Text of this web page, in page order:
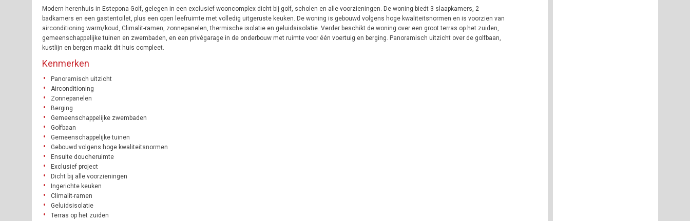
Modern herenhuis in Estepona Golf, gelegen in een exclusief wooncomplex dicht bij golf, scholen en alle voorzieningen. De woning biedt 3 slaapkamers, 2
badkamers en een gastentoilet, plus een open leefruimte met volledig uitgeruste keuken. De woning is gebouwd volgens hoge kwaliteitsnormen en is voorzien van
airconditioning warm/koud, Climalit-ramen, zonnepanelen, thermische isolatie en geluidsisolatie. Verder beschikt de woning over een groot terras op het zuiden,
gemeenschappelijke tuinen en zwembaden, en een privégarage in de onderbouw met ruimte voor één voertuig en berging. Panoramisch uitzicht over de golfbaan,
kustlijn en bergen maakt dit huis compleet.
Kenmerken
Panoramisch uitzicht
Airconditioning
Zonnepanelen
Berging
Gemeenschappelijke zwembaden
Golfbaan
Gemeenschappelijke tuinen
Gebouwd volgens hoge kwaliteitsnormen
Ensuite doucheruimte
Exclusief project
Dicht bij alle voorzieningen
Ingerichte keuken
Climalit-ramen
Geluidsisolatie
Terras op het zuiden